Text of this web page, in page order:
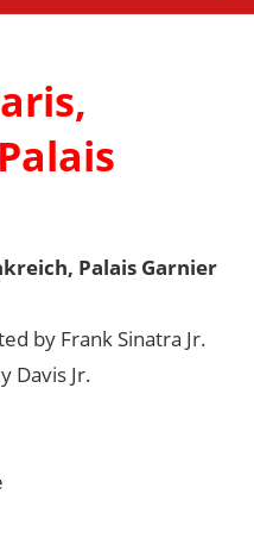
Palais Garnier
by Frank Sinatra Jr.
Davis Jr.